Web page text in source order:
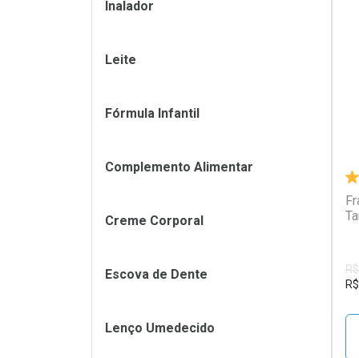
R$
Inalador
Leite
Fórmula Infantil
Complemento Alimentar
Creme Corporal
Escova de Dente
Lenço Umedecido